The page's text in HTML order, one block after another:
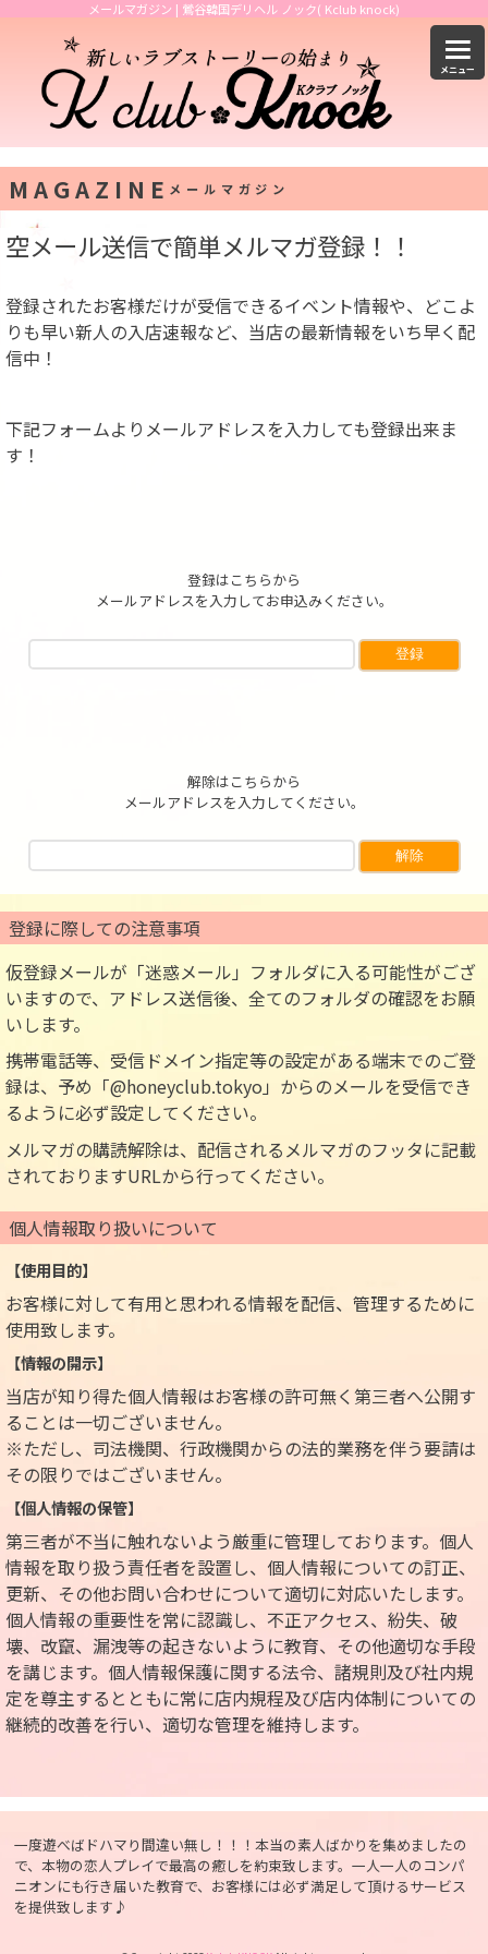
メールマガジン | 鶯谷韓国デリヘル ノック( Kclub knock)
MAGAZINE メールマガジン
空メール送信で簡単メルマガ登録！！
登録されたお客様だけが受信できるイベント情報や、どこよ
りも早い新人の入店速報など、当店の最新情報をいち早く配
信中！
下記フォームよりメールアドレスを入力しても登録出来ま
す！
登録はこちらから
メールアドレスを入力してお申込みください。
解除はこちらから
メールアドレスを入力してください。
登録に際しての注意事項
仮登録メールが「迷惑メール」フォルダに入る可能性がござ
いますので、アドレス送信後、全てのフォルダの確認をお願
いします。
携帯電話等、受信ドメイン指定等の設定がある端末でのご登
録は、予め「@honeyclub.tokyo」からのメールを受信でき
るように必ず設定してください。
メルマガの購読解除は、配信されるメルマガのフッタに記載
されておりますURLから行ってください。
個人情報取り扱いについて
【使用目的】
お客様に対して有用と思われる情報を配信、管理するために
使用致します。
【情報の開示】
当店が知り得た個人情報はお客様の許可無く第三者へ公開す
ることは一切ございません。
※ただし、司法機関、行政機関からの法的業務を伴う要請は
その限りではございません。
【個人情報の保管】
第三者が不当に触れないよう厳重に管理しております。個人
情報を取り扱う責任者を設置し、個人情報についての訂正、
更新、その他お問い合わせについて適切に対応いたします。
個人情報の重要性を常に認識し、不正アクセス、紛失、破
壊、改竄、漏洩等の起きないように教育、その他適切な手段
を講じます。個人情報保護に関する法令、諸規則及び社内規
定を尊主するとともに常に店内規程及び店内体制についての
継続的改善を行い、適切な管理を維持します。
一度遊べばドハマり間違い無し！！！本当の素人ばかりを集めましたの
で、本物の恋人プレイで最高の癒しを約束致します。一人一人のコンパ
ニオンにも行き届いた教育で、お客様には必ず満足して頂けるサービス
を提供致します♪